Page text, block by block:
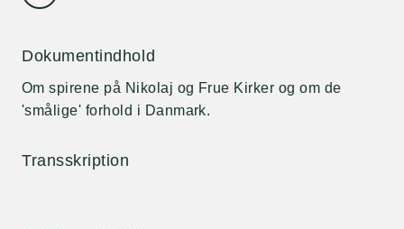
Dokumentindhold
Om spirene på Nikolaj og Frue Kirker og om de
'smålige' forhold i Danmark.
Transskription